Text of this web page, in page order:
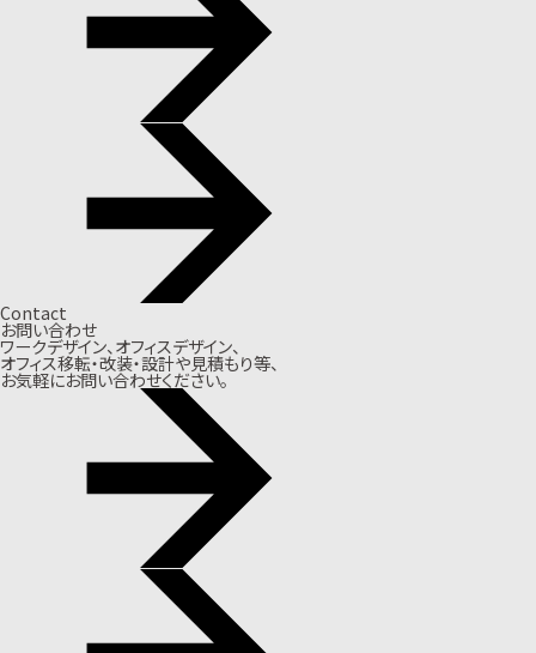
Contact
お問い合わせ
ワークデザイン、オフィスデザイン、
オフィス移転・改装・設計や見積もり等、
お気軽にお問い合わせください。